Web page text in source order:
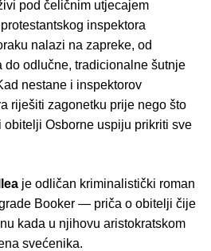
pod čeličnim utjecajem
inspektora
nalazi na zapreke, od
odlučne, tradicionalne šutnje
nestane i inspektorov
riješiti zagonetku prije nego što
Osborne uspiju prikriti sve
je odličan kriminalistički roman
Booker — priča o obitelji čije
kada u njihovu aristokratskom
svećenika.